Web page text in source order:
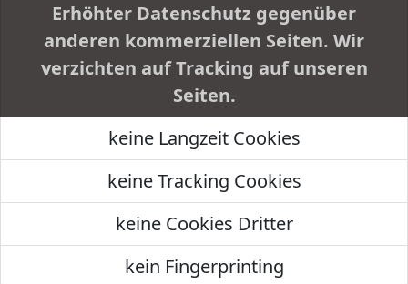
Erhöhter Datenschutz gegenüber
anderen kommerziellen Seiten. Wir
verzichten auf Tracking auf unseren
Seiten.
keine Langzeit Cookies
keine Tracking Cookies
keine Cookies Dritter
kein Fingerprinting